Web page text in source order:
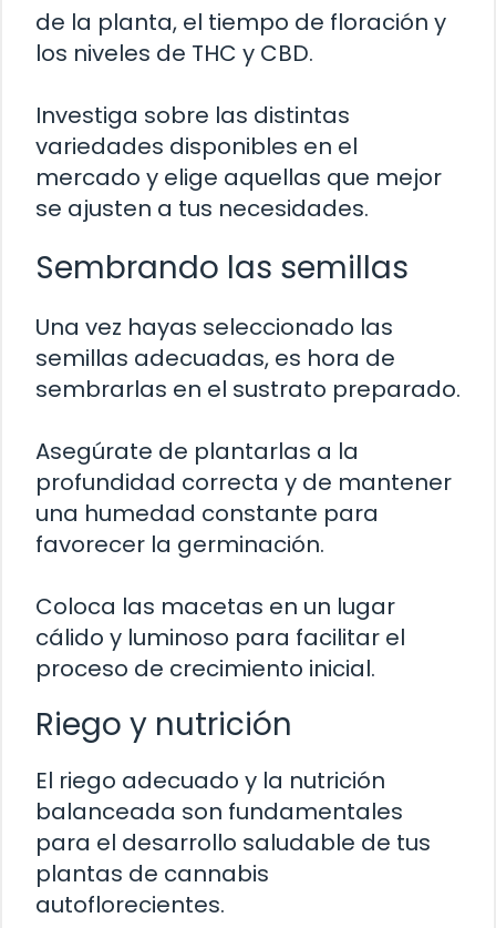
de la planta, el tiempo de floración y
los niveles de THC y CBD.
Investiga sobre las distintas
variedades disponibles en el
mercado y elige aquellas que mejor
se ajusten a tus necesidades.
Sembrando las semillas
Una vez hayas seleccionado las
semillas adecuadas, es hora de
sembrarlas en el sustrato preparado.
Asegúrate de plantarlas a la
profundidad correcta y de mantener
una humedad constante para
favorecer la germinación.
Coloca las macetas en un lugar
cálido y luminoso para facilitar el
proceso de crecimiento inicial.
Riego y nutrición
El riego adecuado y la nutrición
balanceada son fundamentales
para el desarrollo saludable de tus
plantas de cannabis
autoflorecientes.